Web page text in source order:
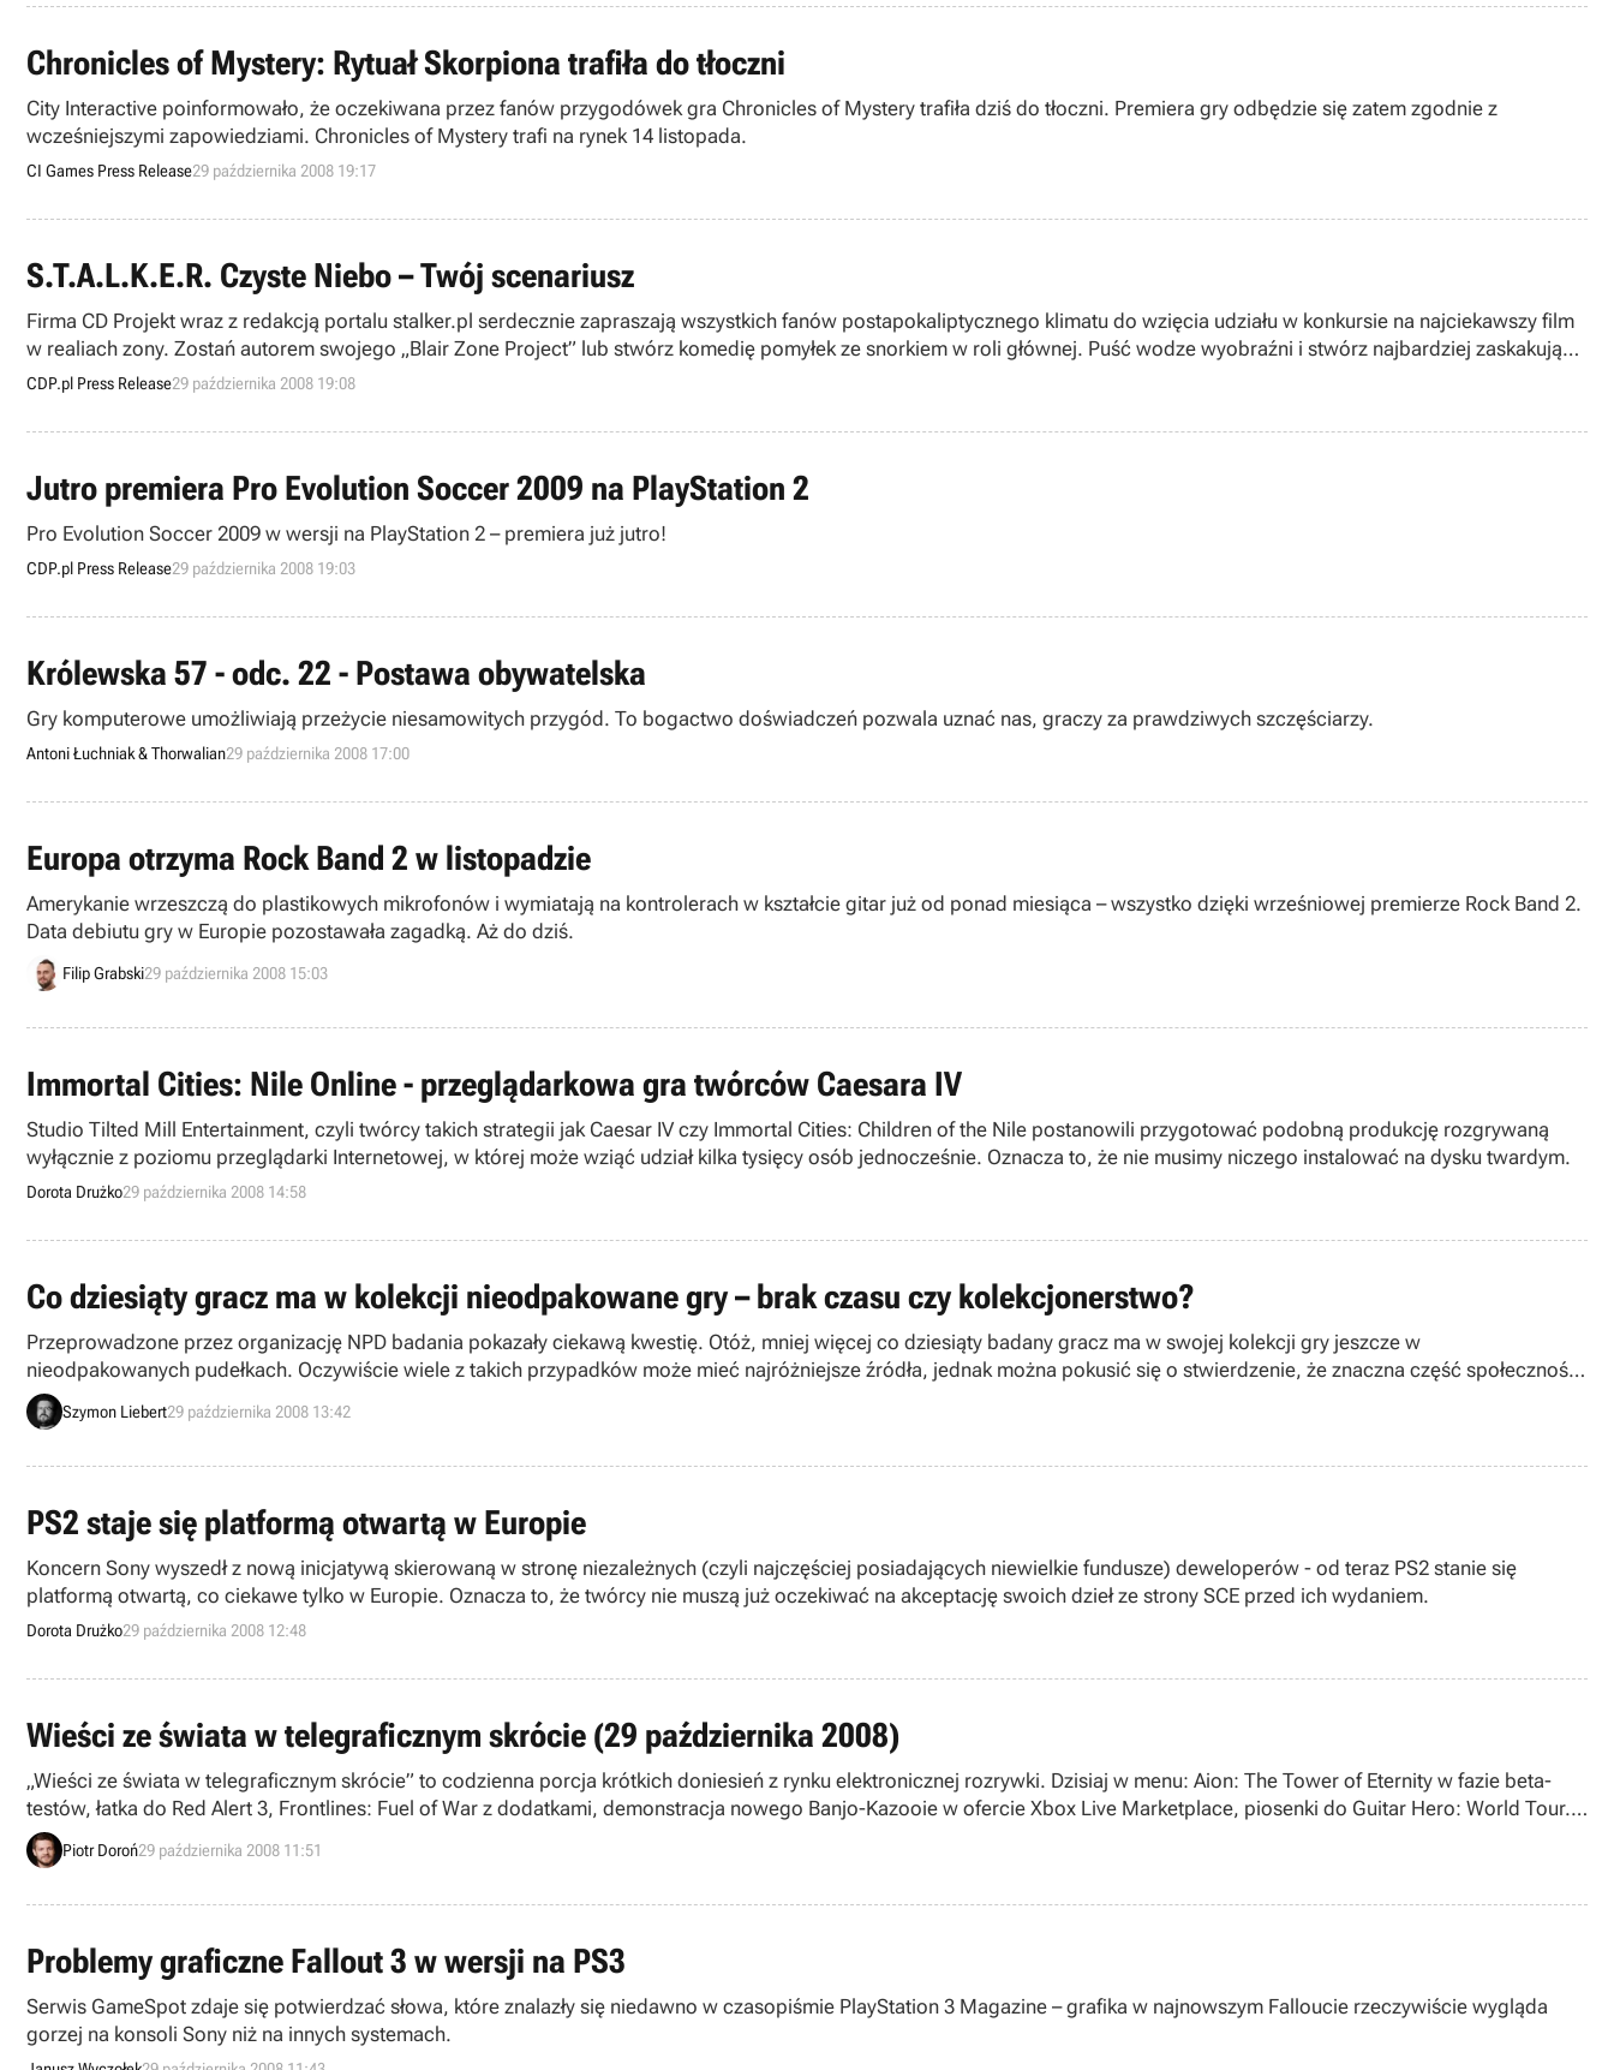
Chronicles of Mystery: Rytuał Skorpiona trafiła do tłoczni
City Interactive poinformowało, że oczekiwana przez fanów przygodówek gra Chronicles of Mystery trafiła dziś do tłoczni. Premiera gry odbędzie się zatem zgodnie z
wcześniejszymi zapowiedziami. Chronicles of Mystery trafi na rynek 14 listopada.
CI Games Press Release29 października 2008 19:17
S.T.A.L.K.E.R. Czyste Niebo – Twój scenariusz
Firma CD Projekt wraz z redakcją portalu stalker.pl serdecznie zapraszają wszystkich fanów postapokaliptycznego klimatu do wzięcia udziału w konkursie na najciekawszy film
w realiach zony. Zostań autorem swojego „Blair Zone Project” lub stwórz komedię pomyłek ze snorkiem w roli głównej. Puść wodze wyobraźni i stwórz najbardziej zaskakujący
scenariusz, bo to właśnie pomysł i oryginalność zadecydują o zwycięstwie.
CDP.pl Press Release29 października 2008 19:08
Jutro premiera Pro Evolution Soccer 2009 na PlayStation 2
Pro Evolution Soccer 2009 w wersji na PlayStation 2 – premiera już jutro!
CDP.pl Press Release29 października 2008 19:03
Królewska 57 - odc. 22 - Postawa obywatelska
Gry komputerowe umożliwiają przeżycie niesamowitych przygód. To bogactwo doświadczeń pozwala uznać nas, graczy za prawdziwych szczęściarzy.
Antoni Łuchniak & Thorwalian29 października 2008 17:00
Europa otrzyma Rock Band 2 w listopadzie
Amerykanie wrzeszczą do plastikowych mikrofonów i wymiatają na kontrolerach w kształcie gitar już od ponad miesiąca – wszystko dzięki wrześniowej premierze Rock Band 2.
Data debiutu gry w Europie pozostawała zagadką. Aż do dziś.
Filip Grabski29 października 2008 15:03
Immortal Cities: Nile Online - przeglądarkowa gra twórców Caesara IV
Studio Tilted Mill Entertainment, czyli twórcy takich strategii jak Caesar IV czy Immortal Cities: Children of the Nile postanowili przygotować podobną produkcję rozgrywaną
wyłącznie z poziomu przeglądarki Internetowej, w której może wziąć udział kilka tysięcy osób jednocześnie. Oznacza to, że nie musimy niczego instalować na dysku twardym.
Dorota Drużko29 października 2008 14:58
Co dziesiąty gracz ma w kolekcji nieodpakowane gry – brak czasu czy kolekcjonerstwo?
Przeprowadzone przez organizację NPD badania pokazały ciekawą kwestię. Otóż, mniej więcej co dziesiąty badany gracz ma w swojej kolekcji gry jeszcze w
nieodpakowanych pudełkach. Oczywiście wiele z takich przypadków może mieć najróżniejsze źródła, jednak można pokusić się o stwierdzenie, że znaczna część społeczności
miłośników gier to kolekcjonerzy, lub ludzie nie mający dość czasu na granie.
Szymon Liebert29 października 2008 13:42
PS2 staje się platformą otwartą w Europie
Koncern Sony wyszedł z nową inicjatywą skierowaną w stronę niezależnych (czyli najczęściej posiadających niewielkie fundusze) deweloperów - od teraz PS2 stanie się
platformą otwartą, co ciekawe tylko w Europie. Oznacza to, że twórcy nie muszą już oczekiwać na akceptację swoich dzieł ze strony SCE przed ich wydaniem.
Dorota Drużko29 października 2008 12:48
Wieści ze świata w telegraficznym skrócie (29 października 2008)
„Wieści ze świata w telegraficznym skrócie” to codzienna porcja krótkich doniesień z rynku elektronicznej rozrywki. Dzisiaj w menu: Aion: The Tower of Eternity w fazie beta-
testów, łatka do Red Alert 3, Frontlines: Fuel of War z dodatkami, demonstracja nowego Banjo-Kazooie w ofercie Xbox Live Marketplace, piosenki do Guitar Hero: World Tour.
Zapraszamy do lektury.
Piotr Doroń29 października 2008 11:51
Problemy graficzne Fallout 3 w wersji na PS3
Serwis GameSpot zdaje się potwierdzać słowa, które znalazły się niedawno w czasopiśmie PlayStation 3 Magazine – grafika w najnowszym Falloucie rzeczywiście wygląda
gorzej na konsoli Sony niż na innych systemach.